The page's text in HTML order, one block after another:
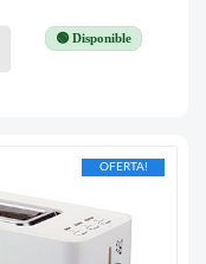
🟢 Disponible
OFERTA!